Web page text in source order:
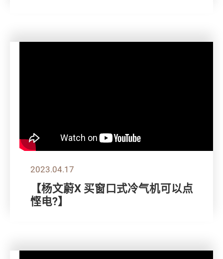
2023.04.17
【杨文蔚X 买窗口式冷气机可以点
悭电?】